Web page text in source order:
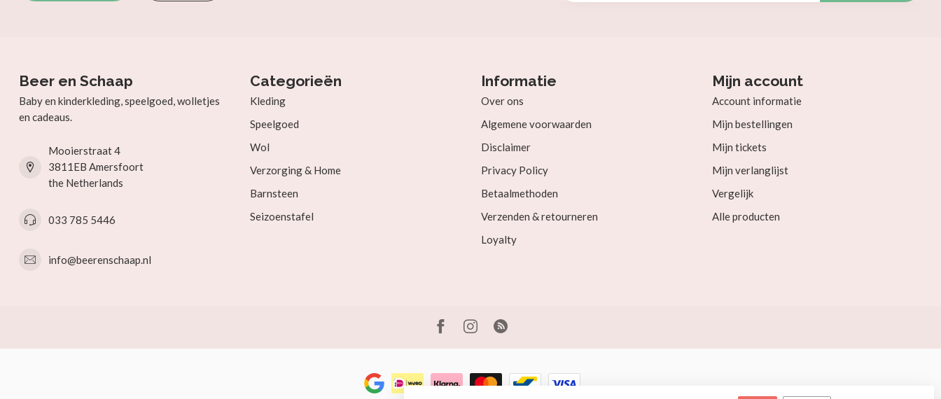
Beer en Schaap
Baby en kinderkleding, speelgoed, wolletjes
en cadeaus.
Mooierstraat 4
3811EB Amersfoort
the Netherlands
033 785 5446
info@beerenschaap.nl
Categorieën
Kleding
Speelgoed
Wol
Verzorging & Home
Barnsteen
Seizoenstafel
Informatie
Over ons
Algemene voorwaarden
Disclaimer
Privacy Policy
Betaalmethoden
Verzenden & retourneren
Loyalty
Mijn account
Account informatie
Mijn bestellingen
Mijn tickets
Mijn verlanglijst
Vergelijk
Alle producten